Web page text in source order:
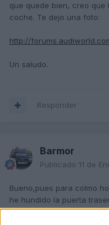
que quede bien, creo
coche. Te dejo una foto:
http://
Un saludo.
Responder
Barmor
Publicado 11 de
Bueno,pues para colmo
he hundido la puerta
subimos el presupuesto